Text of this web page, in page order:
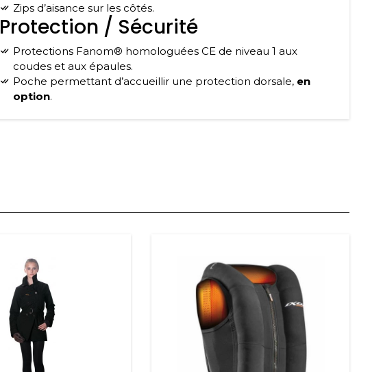
Zips d’aisance sur les côtés.
Protection / Sécurité
Protections Fanom® homologuées CE de niveau 1 aux
coudes et aux épaules.
Poche permettant d’accueillir une protection dorsale, en
option.